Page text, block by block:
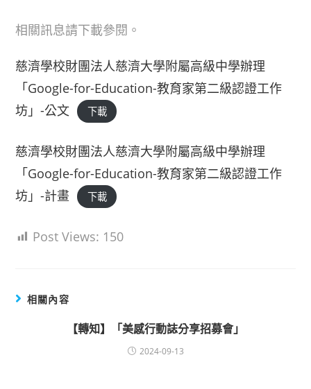
相關訊息請下載參閱。
慈濟學校財團法人慈濟大學附屬高級中學辦理
「Google-for-Education-教育家第二級認證工作
坊」-公文
下載
慈濟學校財團法人慈濟大學附屬高級中學辦理
「Google-for-Education-教育家第二級認證工作
坊」-計畫
下載
Post Views: 150
相關內容
【轉知】「美感行動誌分享招募會」
2024-09-13